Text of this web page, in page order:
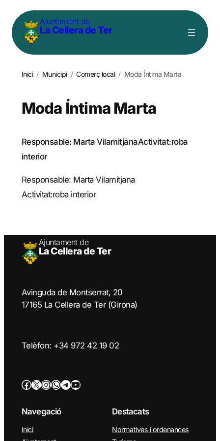
contingut
Ajuntament de
La Cellera de Ter
Inici / Municipi / Comerç local / Moda Íntima Marta
Moda Íntima Marta
Responsable: Marta VilamitjanaActivitat:roba
interior
Responsable: Marta Vilamitjana
Activitat:roba interior
Ajuntament de
La Cellera de Ter
Avinguda de Montserrat, 20
17165 La Cellera de Ter (Girona)
Telèfon: +34 972 42 19 02
Facebook Twitter/X InstagramWhatsApp TelegramYouTube
Navegació
Inici
Destacats
Normatives i ordenances